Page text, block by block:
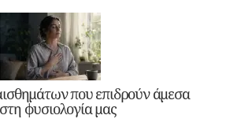
που επιδρούν άμεσα
φυσιολογία μας